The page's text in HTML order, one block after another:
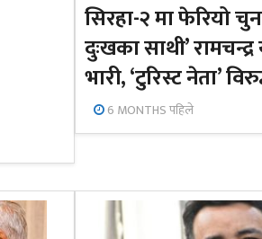
सिरहा-२ मा फेरियो
दुःखका साथी’
भारी, ‘टुरिस्ट नेता’
6 MONTHS पहिले